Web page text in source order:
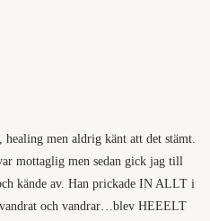
healing men aldrig känt att det stämt.
mottaglig men sedan gick jag till
kände av. Han prickade IN ALLT i
och vandrar…blev HEEELT